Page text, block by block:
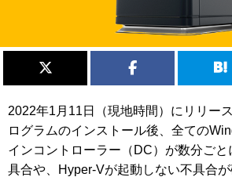
2022年1月11日（現地時間）にリリー
ログラムのインストール後、全ての
インコントローラー（DC）が数分ご
具合や、Hyper-Vが起動しない不具合が